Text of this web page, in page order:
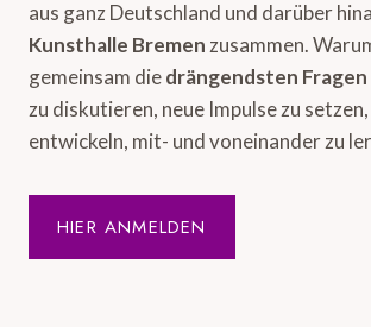
aus ganz Deutschland und darüber
Kunsthalle Bremen zusammen.
gemeinsam diedrängendsten
zu diskutieren, neue Impulse zu
entwickeln, mit- und voneinander zu
HIER ANMELDEN